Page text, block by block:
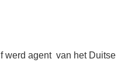
werd agent van het Duitse